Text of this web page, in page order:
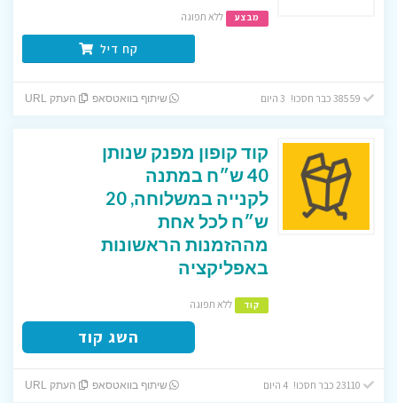
מבצע ללא תפוגה
קח דיל
שיתוף בוואטסאפ העתק URL
קוד קופון מפנק שנותן
40 ש״ח במתנה
לקנייה במשלוחה, 20
ש״ח לכל אחת
מההזמנות הראשונות
באפליקציה
קוד ללא תפוגה
השג קוד
שיתוף בוואטסאפ העתק URL